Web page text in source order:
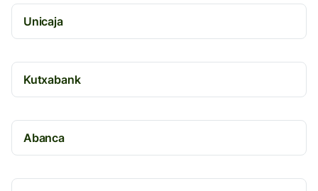
Unicaja
Kutxabank
Abanca